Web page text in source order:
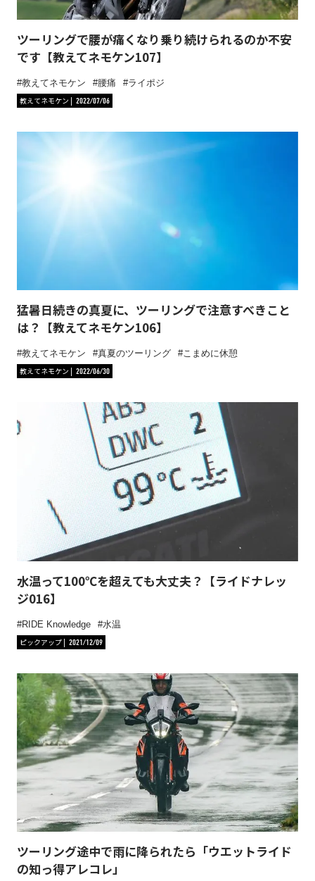
ツーリングで腰が痛くなり乗り続けられるのか不安
です【教えてネモケン107】
教えてネモケン 腰痛
ライポジ
教えてネモケン
2022/07/06
猛暑日続きの真夏に、ツーリングで注意すべきこと
は？【教えてネモケン106】
教えてネモケン 真夏のツーリング
こまめに休憩
教えてネモケン
2022/06/30
水温って100℃を超えても大丈夫？【ライドナレッ
ジ016】
RIDE Knowledge
水温
ピックアップ
2021/12/09
ツーリング途中で雨に降られたら「ウエットライド
の知っ得アレコレ」